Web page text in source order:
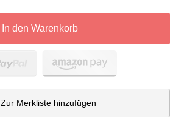
In den Warenkorb
Zur Merkliste hinzufügen